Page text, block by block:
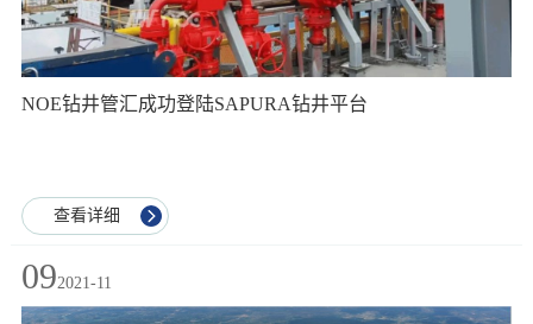
NOE钻井管汇成功登陆SAPURA钻井平台
查看详细
092021-11